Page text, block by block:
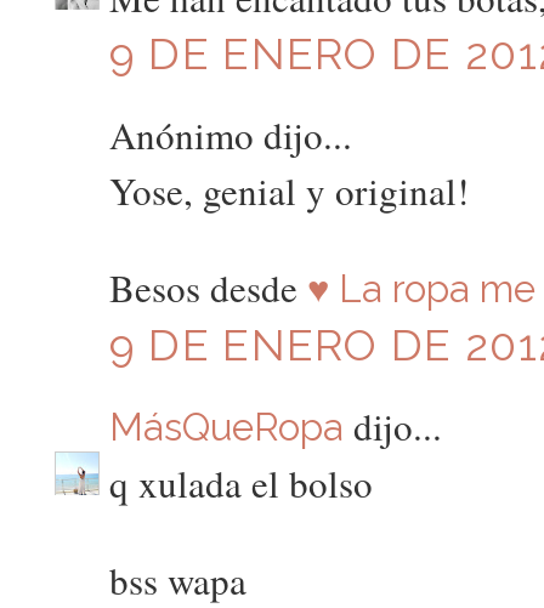
9 DE ENERO DE
Anónimo dijo...
Yose, genial y original!
Besos desde ♥ La ropa
9 DE ENERO DE
MásQueRopa dijo...
q xulada el bolso
bss wapa